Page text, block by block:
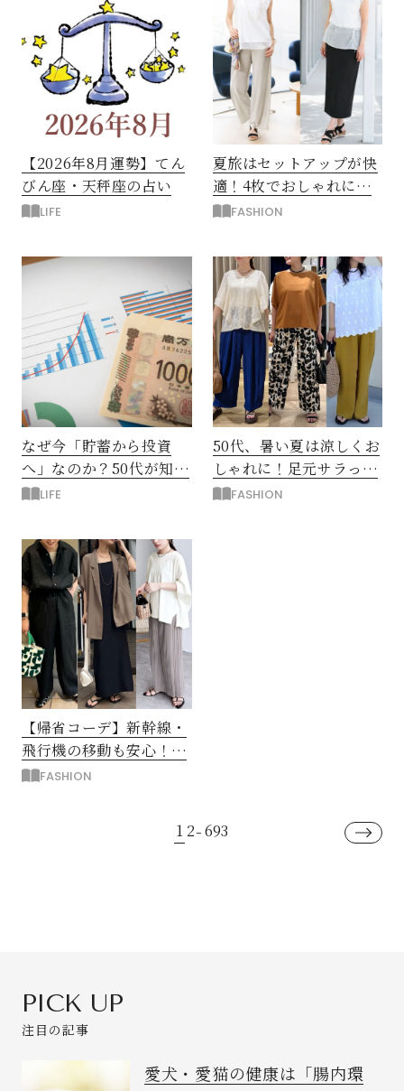
【2026年8月運勢】てん
びん座・天秤座の占い
LIFE
夏旅はセットアップが快
適！4枚でおしゃれに着
回す2泊3日の50代旅コー
FASHION
なぜ今「貯蓄から投資
へ」なのか？50代が知る
べきお金の新常識
LIFE
50代、暑い夏は涼しくお
しゃれに！足元サラっと
快適「優秀ワイドパン
FASHION
【帰省コーデ】新幹線・
飛行機の移動も安心！夏
の楽ちんおしゃれスタイ
FASHION
1 2-693
PICK UP
注目の記事
愛犬・愛猫の健康は「腸内環
閉じる